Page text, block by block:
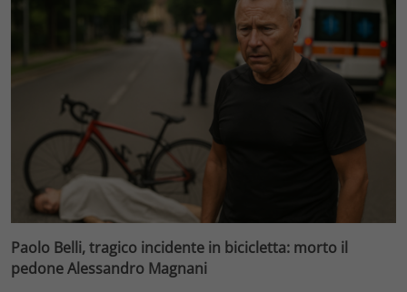
Paolo Belli, tragico incidente in bicicletta: morto il
pedone Alessandro Magnani